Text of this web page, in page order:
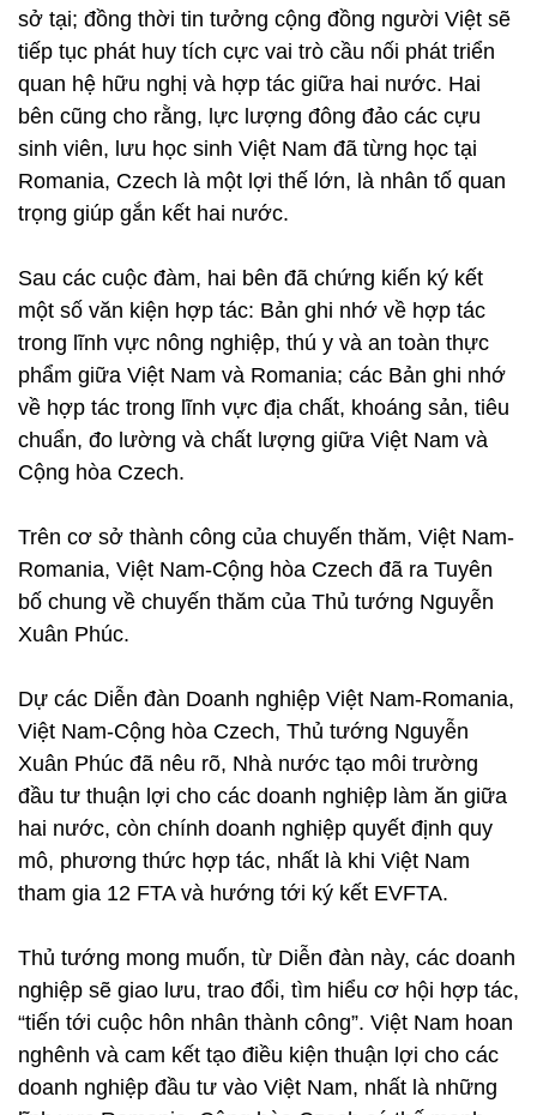
sở tại; đồng thời tin tưởng cộng đồng người Việt sẽ
tiếp tục phát huy tích cực vai trò cầu nối phát triển
quan hệ hữu nghị và hợp tác giữa hai nước. Hai
bên cũng cho rằng, lực lượng đông đảo các cựu
sinh viên, lưu học sinh Việt Nam đã từng học tại
Romania, Czech là một lợi thế lớn, là nhân tố quan
trọng giúp gắn kết hai nước.
Sau các cuộc đàm, hai bên đã chứng kiến ký kết
một số văn kiện hợp tác: Bản ghi nhớ về hợp tác
trong lĩnh vực nông nghiệp, thú y và an toàn thực
phẩm giữa Việt Nam và Romania; các Bản ghi nhớ
về hợp tác trong lĩnh vực địa chất, khoáng sản, tiêu
chuẩn, đo lường và chất lượng giữa Việt Nam và
Cộng hòa Czech.
Trên cơ sở thành công của chuyến thăm, Việt Nam-
Romania, Việt Nam-Cộng hòa Czech đã ra Tuyên
bố chung về chuyến thăm của Thủ tướng Nguyễn
Xuân Phúc.
Dự các Diễn đàn Doanh nghiệp Việt Nam-Romania,
Việt Nam-Cộng hòa Czech, Thủ tướng Nguyễn
Xuân Phúc đã nêu rõ, Nhà nước tạo môi trường
đầu tư thuận lợi cho các doanh nghiệp làm ăn giữa
hai nước, còn chính doanh nghiệp quyết định quy
mô, phương thức hợp tác, nhất là khi Việt Nam
tham gia 12 FTA và hướng tới ký kết EVFTA.
Thủ tướng mong muốn, từ Diễn đàn này, các doanh
nghiệp sẽ giao lưu, trao đổi, tìm hiểu cơ hội hợp tác,
“tiến tới cuộc hôn nhân thành công”. Việt Nam hoan
nghênh và cam kết tạo điều kiện thuận lợi cho các
doanh nghiệp đầu tư vào Việt Nam, nhất là những